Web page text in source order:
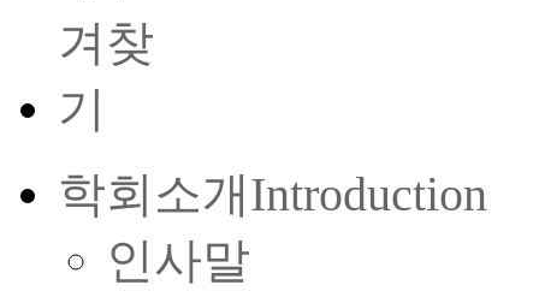
학회소개Introduction
인사말